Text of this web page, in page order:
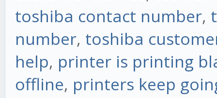
toshiba contact number,
number, toshiba
help, printer is printing
offline, printers keep